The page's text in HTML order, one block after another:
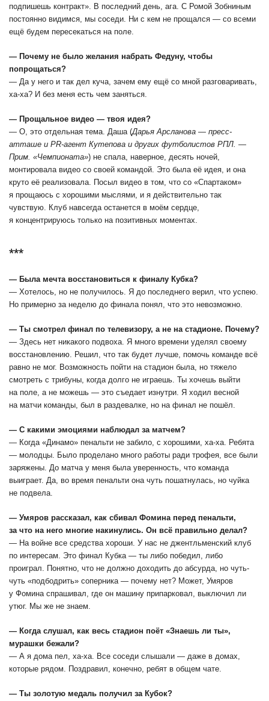
подпишешь контракт». В последний день, ага. С Ромой Зобниным
постоянно видимся, мы соседи. Ни с кем не прощался — со всеми
ещё будем пересекаться на поле.
― Почему не было желания набрать Федуну, чтобы
попрощаться?
― Да у него и так дел куча, зачем ему ещё со мной разговаривать,
ха-ха? И без меня есть чем заняться.
― Прощальное видео — твоя идея?
― О, это отдельная тема. Даша (Дарья Арсланова — пресс-
атташе и PR-агент Кутепова и других футболистов РПЛ. ―
Прим. «Чемпионата») не спала, наверное, десять ночей,
монтировала видео со своей командой. Это была её идея, и она
круто её реализовала. Посыл видео в том, что со «Спартаком»
я прощаюсь с хорошими мыслями, и я действительно так
чувствую. Клуб навсегда останется в моём сердце,
я концентрируюсь только на позитивных моментах.
***
― Была мечта восстановиться к финалу Кубка?
― Хотелось, но не получилось. Я до последнего верил, что успею.
Но примерно за неделю до финала понял, что это невозможно.
― Ты смотрел финал по телевизору, а не на стадионе. Почему?
― Здесь нет никакого подвоха. Я много времени уделял своему
восстановлению. Решил, что так будет лучше, помочь команде всё
равно не мог. Возможность пойти на стадион была, но тяжело
смотреть с трибуны, когда долго не играешь. Ты хочешь выйти
на поле, а не можешь ― это съедает изнутри. Я ходил весной
на матчи команды, был в раздевалке, но на финал не пошёл.
― С какими эмоциями наблюдал за матчем?
― Когда «Динамо» пенальти не забило, с хорошими, ха-ха. Ребята
― молодцы. Было проделано много работы ради трофея, все были
заряжены. До матча у меня была уверенность, что команда
выиграет. Да, во время пенальти она чуть пошатнулась, но чуйка
не подвела.
― Умяров рассказал, как сбивал Фомина перед пенальти,
за что на него многие накинулись. Он всё правильно делал?
― На войне все средства хороши. У нас не джентльменский клуб
по интересам. Это финал Кубка ― ты либо победил, либо
проиграл. Понятно, что не должно доходить до абсурда, но чуть-
чуть «подбодрить» соперника — почему нет? Может, Умяров
у Фомина спрашивал, где он машину припарковал, выключил ли
утюг. Мы же не знаем.
― Когда слушал, как весь стадион поёт «Знаешь ли ты»,
мурашки бежали?
― А я дома пел, ха-ха. Все соседи слышали ― даже в домах,
которые рядом. Поздравил, конечно, ребят в общем чате.
― Ты золотую медаль получил за Кубок?